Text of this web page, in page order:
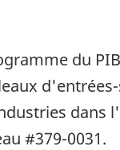
du
dans
#379-0031.